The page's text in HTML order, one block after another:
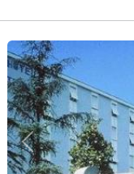
Zurück